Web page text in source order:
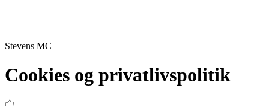
Stevens MC
Cookies og privatlivspolitik